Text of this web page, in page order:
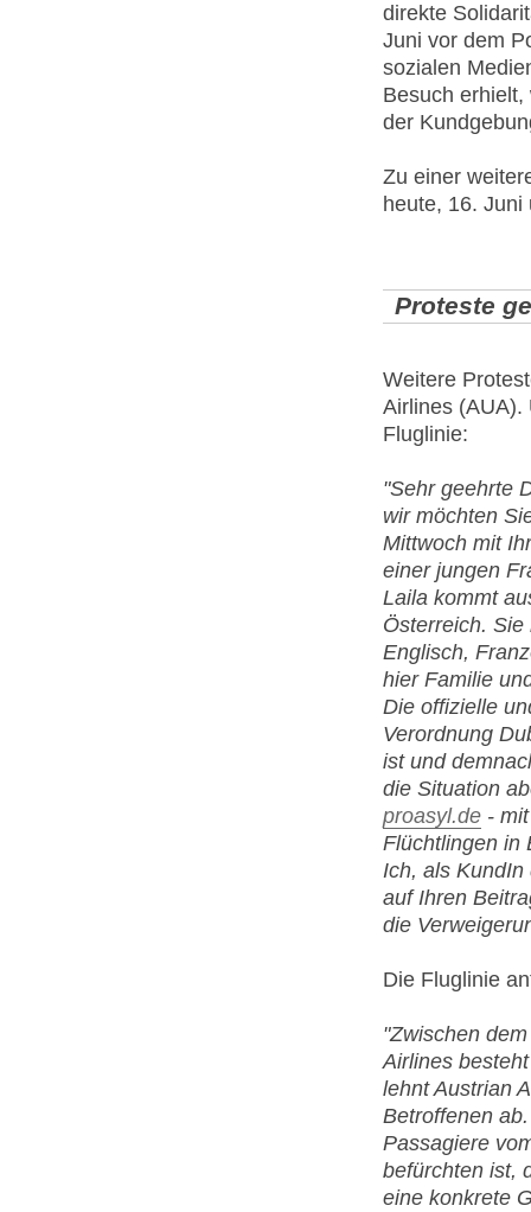
direkte
Juni vor dem
sozialen
Besuch
der
Zu einer
heute, 16.
Proteste
Weitere
Airlines (AUA).
Fluglinie:
"Sehr geehrte
wir möchten
Mittwoch mit
einer jungen
Laila kommt
Österreich.
Englisch,
hier Familie
Die offizielle
Verordnung
ist und
die Situation
proasyl.de -
Flüchtlingen in
Ich, als KundIn
auf Ihren
die
Die Fluglinie
"Zwischen
Airlines
lehnt Austrian
Betroffenen
Passagiere
befürchten ist,
eine konkrete